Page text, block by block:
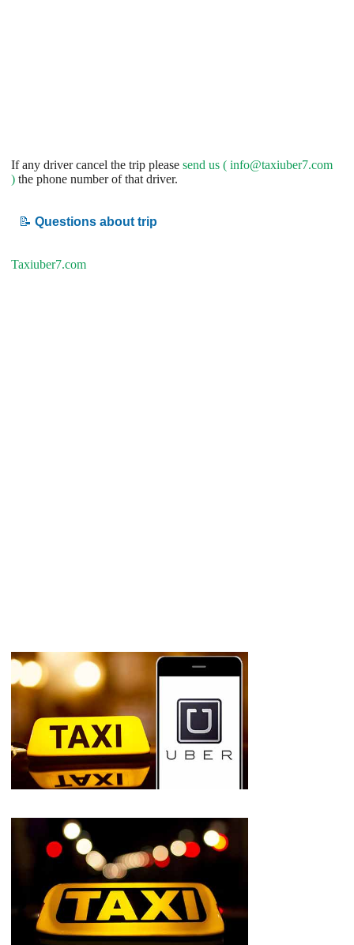
If any driver cancel the trip please send us ( info@taxiuber7.com
) the phone number of that driver.
📝 Questions about trip
Taxiuber7.com